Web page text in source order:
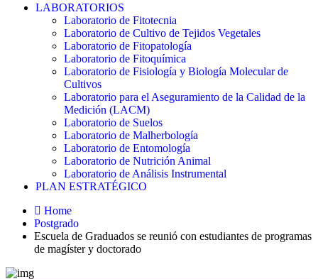
LABORATORIOS
Laboratorio de Fitotecnia
Laboratorio de Cultivo de Tejidos Vegetales
Laboratorio de Fitopatología
Laboratorio de Fitoquímica
Laboratorio de Fisiología y Biología Molecular de
Cultivos
Laboratorio para el Aseguramiento de la Calidad de la
Medición (LACM)
Laboratorio de Suelos
Laboratorio de Malherbología
Laboratorio de Entomología
Laboratorio de Nutrición Animal
Laboratorio de Análisis Instrumental
PLAN ESTRATÉGICO
Home
Postgrado
Escuela de Graduados se reunió con estudiantes de programas
de magíster y doctorado